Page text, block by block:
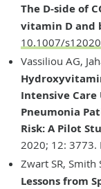
The D-side of
vitamin D and
10.1007/
Vassiliou AG,
Intensive Care
Pneumonia
Risk: A Pilot
2020; 12: 3773.
Zwart SR, Smith
Lessons from